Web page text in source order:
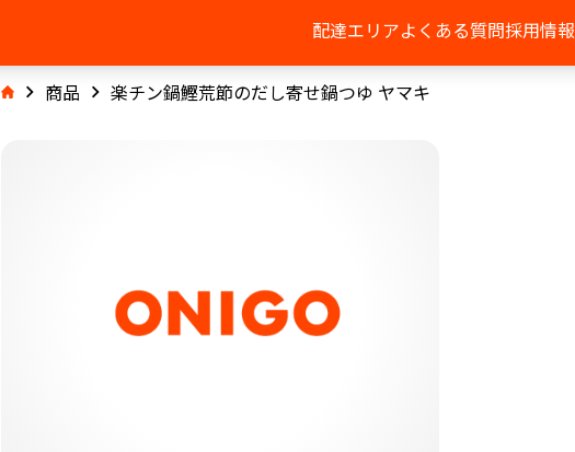
配達エリアよくある質問採用情報
商品 楽チン鍋鰹荒節のだし寄せ鍋つゆ ヤマキ